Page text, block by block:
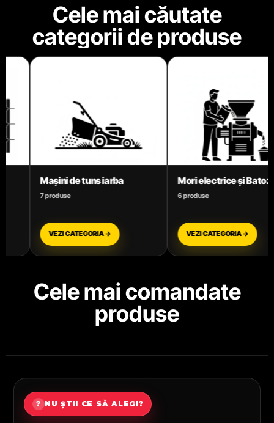
Cele mai căutate
categorii de produse
Mori electrice și Batoze
6 produse
VEZI CATEGORIA →
Motoare termice benzină
3 produse
VEZI CATEGORIA →
Cele mai comandate
produse
? NU ȘTII CE SĂ ALEGI?